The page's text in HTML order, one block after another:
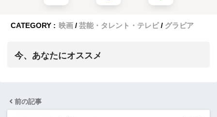
CATEGORY : 映画 芸能・タレント・テレビ グラビア
今、あなたにオススメ
前の記事